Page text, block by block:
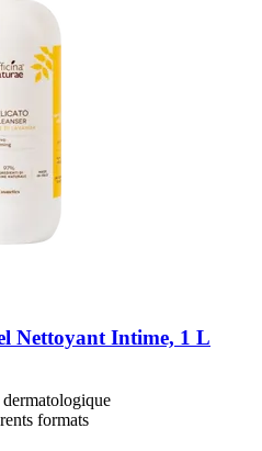
Nettoyant Intime, 1 L
formats